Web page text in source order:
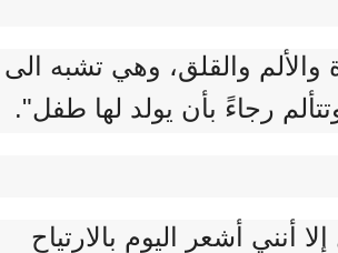
والألم والقلق، وهي تشبه الى
رجاءً بأن يولد لها طفل".
أشعر اليوم بالارتياح